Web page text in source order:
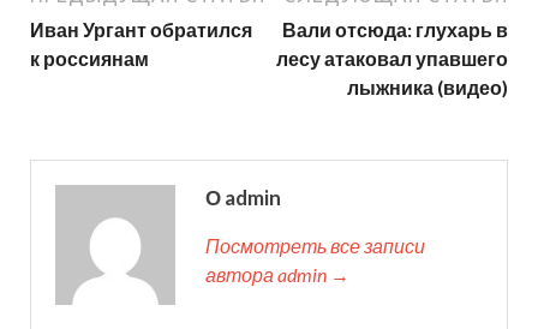
Иван Ургант обратился
к россиянам
Вали отсюда: глухарь в
лесу атаковал упавшего
лыжника (видео)
О admin
Посмотреть все записи
автора admin →